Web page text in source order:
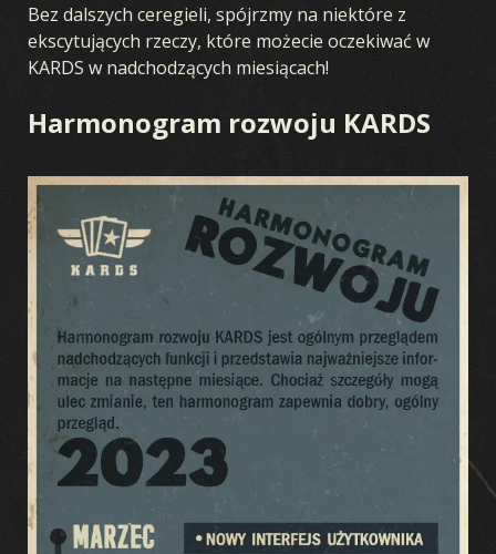
Bez dalszych ceregieli, spójrzmy na niektóre z
ekscytujących rzeczy, które możecie oczekiwać w
KARDS w nadchodzących miesiącach!
Harmonogram rozwoju KARDS